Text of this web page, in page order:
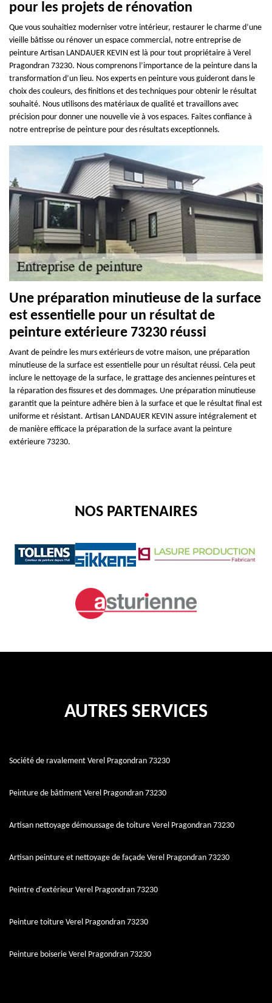
pour les projets de rénovation
Que vous souhaitiez moderniser votre intérieur, restaurer le charme d’une
vieille bâtisse ou rénover un espace commercial, notre entreprise de
peinture Artisan LANDAUER KEVIN est là pour tout propriétaire à Verel
Pragondran 73230. Nous comprenons l’importance de la peinture dans la
transformation d’un lieu. Nos experts en peinture vous guideront dans le
choix des couleurs, des finitions et des techniques pour obtenir le résultat
souhaité. Nous utilisons des matériaux de qualité et travaillons avec
précision pour donner une nouvelle vie à vos espaces. Faites confiance à
notre entreprise de peinture pour des résultats exceptionnels.
Une préparation minutieuse de la surface
est essentielle pour un résultat de
peinture extérieure 73230 réussi
Avant de peindre les murs extérieurs de votre maison, une préparation
minutieuse de la surface est essentielle pour un résultat réussi. Cela peut
inclure le nettoyage de la surface, le grattage des anciennes peintures et
la réparation des fissures et des dommages. Une préparation minutieuse
garantit que la peinture adhère bien à la surface et que le résultat final est
uniforme et résistant. Artisan LANDAUER KEVIN assure intégralement et
de manière efficace la préparation de la surface avant la peinture
extérieure 73230.
NOS PARTENAIRES
AUTRES SERVICES
Société de ravalement Verel Pragondran 73230
Peinture de bâtiment Verel Pragondran 73230
Artisan nettoyage démoussage de toiture Verel Pragondran 73230
Artisan peinture et nettoyage de façade Verel Pragondran 73230
Peintre d'extérieur Verel Pragondran 73230
Peinture toiture Verel Pragondran 73230
Peinture boiserie Verel Pragondran 73230